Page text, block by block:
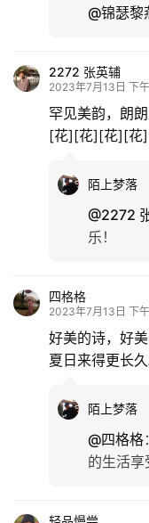
情
娱
登录
@锦瑟黎
2272 张英辅
2023年7月13日 下
罕见美韵，朗
[花][花][花][花]
陌上梦落
@2272
乐！
四格格
2023年7月13日 下
好美的诗，好
夏日来得更长久
陌上梦落
@四格格：
的生活